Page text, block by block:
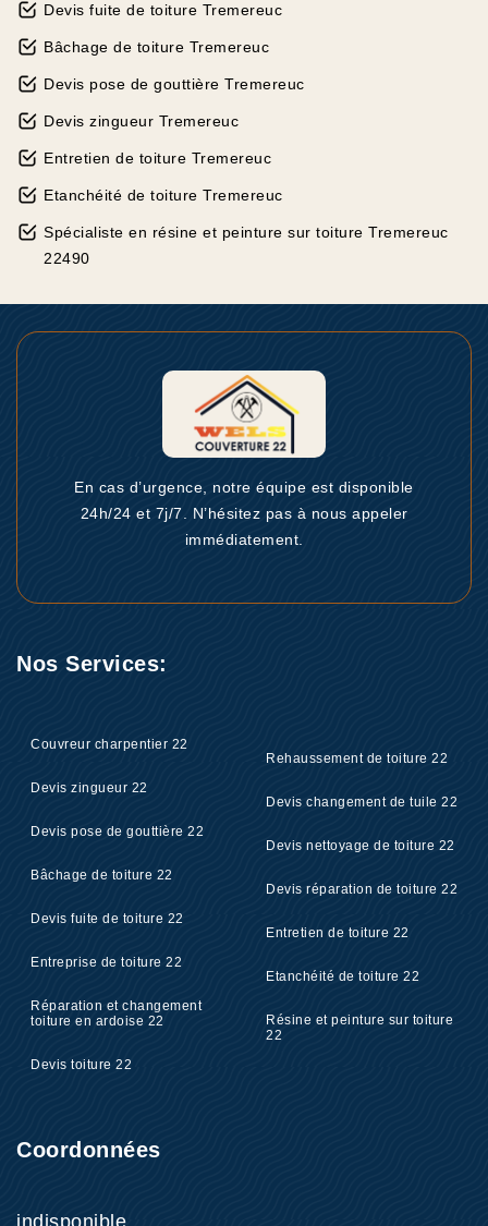
Devis fuite de toiture Tremereuc
Bâchage de toiture Tremereuc
Devis pose de gouttière Tremereuc
Devis zingueur Tremereuc
Entretien de toiture Tremereuc
Etanchéité de toiture Tremereuc
Spécialiste en résine et peinture sur toiture Tremereuc
22490
En cas d’urgence, notre équipe est disponible
24h/24 et 7j/7. N’hésitez pas à nous appeler
immédiatement.
Nos Services:
Couvreur charpentier 22
Devis zingueur 22
Devis pose de gouttière 22
Bâchage de toiture 22
Devis fuite de toiture 22
Entreprise de toiture 22
Réparation et changement
toiture en ardoise 22
Devis toiture 22
Rehaussement de toiture 22
Devis changement de tuile 22
Devis nettoyage de toiture 22
Devis réparation de toiture 22
Entretien de toiture 22
Etanchéité de toiture 22
Résine et peinture sur toiture
22
Coordonnées
indisponible